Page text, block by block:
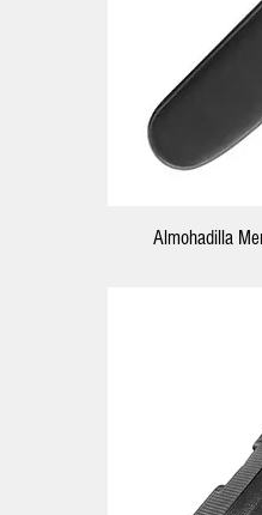
Almohadilla